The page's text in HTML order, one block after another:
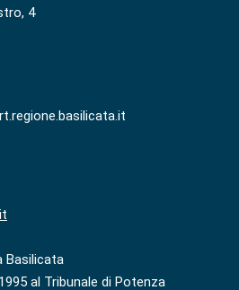
4
Basilicata
al Tribunale di Potenza